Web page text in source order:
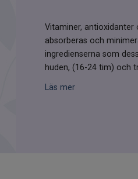
Vitaminer,
absorberas och
ingredienserna som
huden, (16-24 tim) och
Läs mer